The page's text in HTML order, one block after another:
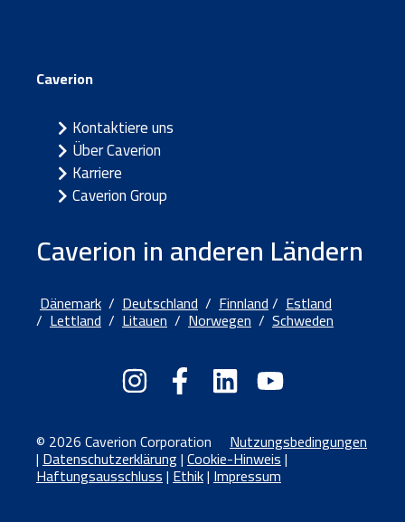
Caverion
Kontaktiere uns
Über Caverion
Karriere
Caverion Group
Caverion in anderen Ländern
Dänemark / Deutschland / Finnland/ Estland
/ Lettland / Litauen / Norwegen / Schweden
© 2026 Caverion Corporation Nutzungsbedingungen
|Datenschutzerklärung|Cookie-Hinweis|
Haftungsausschluss|Ethik|Impressum